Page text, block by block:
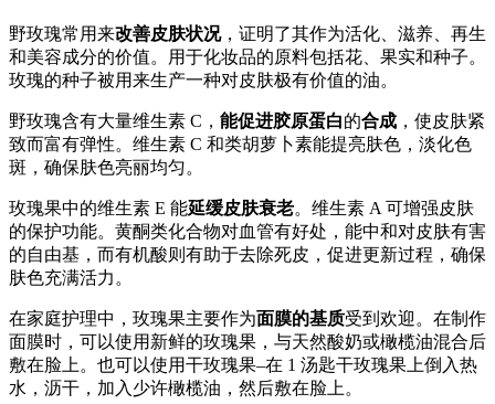
野玫瑰常用来改善皮肤状况，证明了其作为活化、滋养、再生
和美容成分的价值。用于化妆品的原料包括花、果实和种子。
玫瑰的种子被用来生产一种对皮肤极有价值的油。
野玫瑰含有大量维生素 C， 能促进胶原蛋白的合成 ，使皮肤紧
致而富有弹性。维生素 C 和类胡萝卜素能提亮肤色，淡化色
斑，确保肤色亮丽均匀。
玫瑰果中的维生素 E 能延缓皮肤衰老。维生素 A 可增强皮肤
的保护功能。黄酮类化合物对血管有好处，能中和对皮肤有害
的自由基，而有机酸则有助于去除死皮，促进更新过程，确保
肤色充满活力。
在家庭护理中，玫瑰果主要作为面膜的基质受到欢迎。在制作
面膜时，可以使用新鲜的玫瑰果，与天然酸奶或橄榄油混合后
敷在脸上。也可以使用干玫瑰果–在 1 汤匙干玫瑰果上倒入热
水，沥干，加入少许橄榄油，然后敷在脸上。